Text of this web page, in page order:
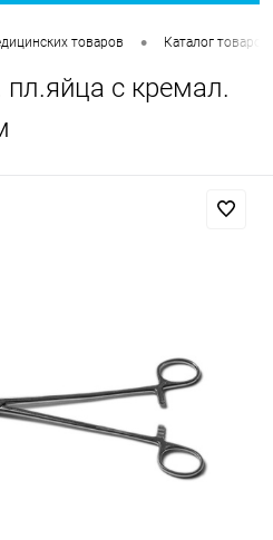
товаров • Каталог товаров
с кремал.